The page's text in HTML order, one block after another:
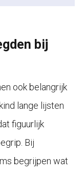
bij
ook belangrijk
lange lijsten
figuurlijk
Bij
begrijpen wat